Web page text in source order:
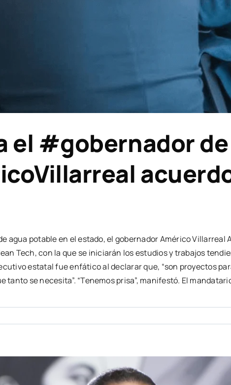
el #gobernador de
potable en el estado, el gobernador Américo Villarreal
Tech, con la que se iniciarán los estudios y trabajos
estatal fue enfático al declarar que, “son proyectos
se necesita”. “Tenemos prisa”, manifestó. El